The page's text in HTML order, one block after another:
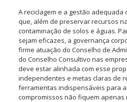
A reciclagem e a gestão
que, além de preservar recursos
contaminação de solos e águas.
sejam eficazes, a governança
firme atuação do Conselho de
do Conselho Consultivo nas
deve estar alinhada com esse
independentes e metas claras de
ferramentas indispensáveis para
compromissos não fiquem apenas